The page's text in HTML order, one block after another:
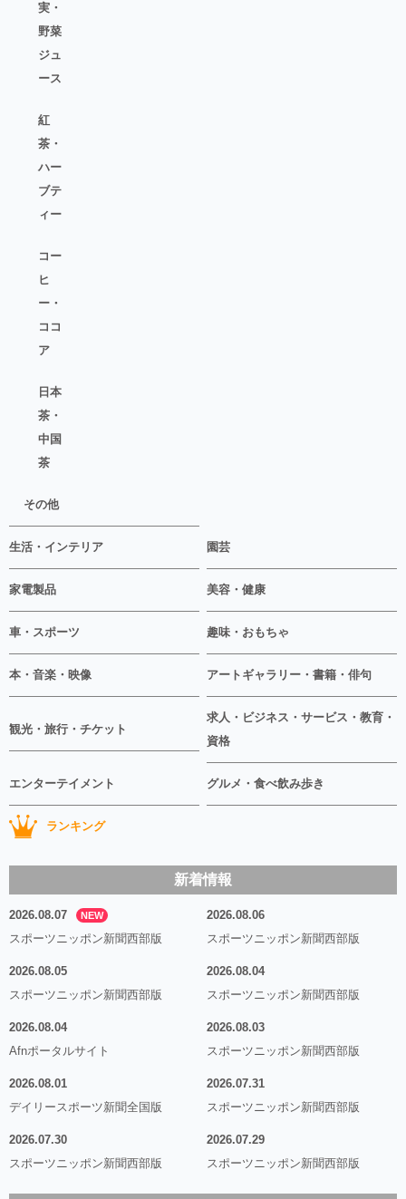
実・
野菜
ジュ
ース
紅
茶・
ハー
ブテ
ィー
コー
ヒ
ー・
ココ
ア
日本
茶・
中国
茶
その他
生活・インテリア 園芸
家電製品 美容・健康
車・スポーツ 趣味・おもちゃ
本・音楽・映像 アートギャラリー・書籍・俳句
観光・旅行・チケット
求人・ビジネス・サービス・教育・
資格
エンターテイメント グルメ・食べ飲み歩き
ランキング
新着情報
2026.08.07 NEW
スポーツニッポン新聞西部版
2026.08.06
スポーツニッポン新聞西部版
2026.08.05
スポーツニッポン新聞西部版
2026.08.04
スポーツニッポン新聞西部版
2026.08.04
Afnポータルサイト
2026.08.03
スポーツニッポン新聞西部版
2026.08.01
デイリースポーツ新聞全国版
2026.07.31
スポーツニッポン新聞西部版
2026.07.30
スポーツニッポン新聞西部版
2026.07.29
スポーツニッポン新聞西部版